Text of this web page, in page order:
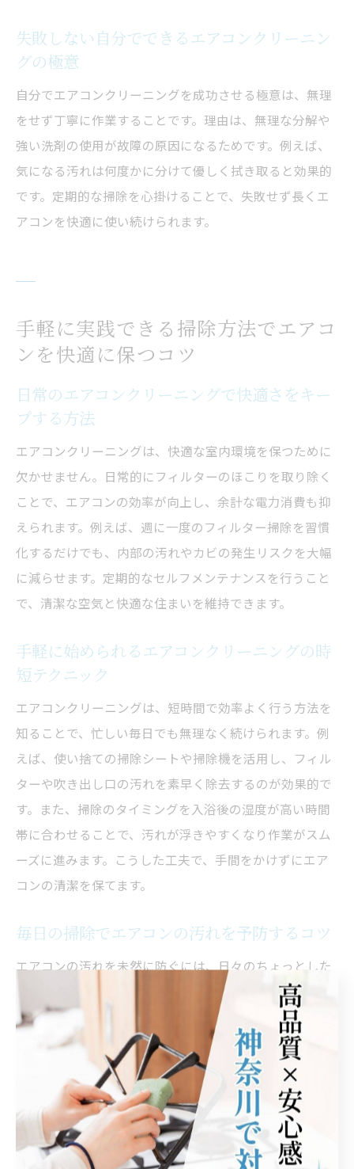
失敗しない自分でできるエアコンクリーニン
グの極意
自分でエアコンクリーニングを成功させる極意は、無理
をせず丁寧に作業することです。理由は、無理な分解や
強い洗剤の使用が故障の原因になるためです。例えば、
気になる汚れは何度かに分けて優しく拭き取ると効果的
です。定期的な掃除を心掛けることで、失敗せず長くエ
アコンを快適に使い続けられます。
手軽に実践できる掃除方法でエアコ
ンを快適に保つコツ
日常のエアコンクリーニングで快適さをキー
プする方法
エアコンクリーニングは、快適な室内環境を保つために
欠かせません。日常的にフィルターのほこりを取り除く
ことで、エアコンの効率が向上し、余計な電力消費も抑
えられます。例えば、週に一度のフィルター掃除を習慣
化するだけでも、内部の汚れやカビの発生リスクを大幅
に減らせます。定期的なセルフメンテナンスを行うこと
で、清潔な空気と快適な住まいを維持できます。
手軽に始められるエアコンクリーニングの時
短テクニック
エアコンクリーニングは、短時間で効率よく行う方法を
知ることで、忙しい毎日でも無理なく続けられます。例
えば、使い捨ての掃除シートや掃除機を活用し、フィル
ターや吹き出し口の汚れを素早く除去するのが効果的で
す。また、掃除のタイミングを入浴後の湿度が高い時間
帯に合わせることで、汚れが浮きやすくなり作業がスム
ーズに進みます。こうした工夫で、手間をかけずにエア
コンの清潔を保てます。
毎日の掃除でエアコンの汚れを予防するコツ
エアコンの汚れを未然に防ぐには、日々のちょっとした
掃除がポイントです。例えば、室内でのほこり発生を減
らすために、床や家具の拭き掃除をこまめに行うことが
効果的です。さらに、エアコンの運転前後に外側を乾い
た布で拭くことで、汚れの付着を防げます。こうした日
常の小さな積み重ねが、エアコン内部のトラブル防止や
快適な空気環境の維持につながります。